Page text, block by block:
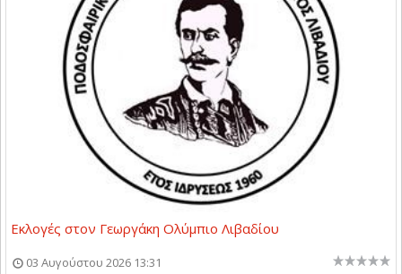
Εκλογές στον Γεωργάκη Ολύμπιο Λιβαδίου
03 Αυγούστου 2026 13:31